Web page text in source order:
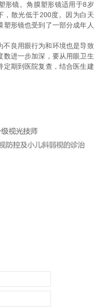
形镜。角膜塑形镜适用于8岁
，散光低于200度。因为白天
形镜也受到了一部分成年人
不良用眼行为和环境也是导致
数进一步加深，要从用眼卫生
定期到医院复查，结合医生建